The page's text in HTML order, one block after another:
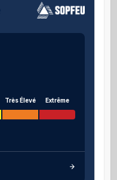
Très Élevé Extrême